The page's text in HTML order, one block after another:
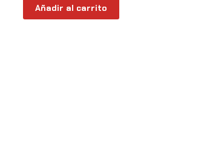
Añadir al carrito